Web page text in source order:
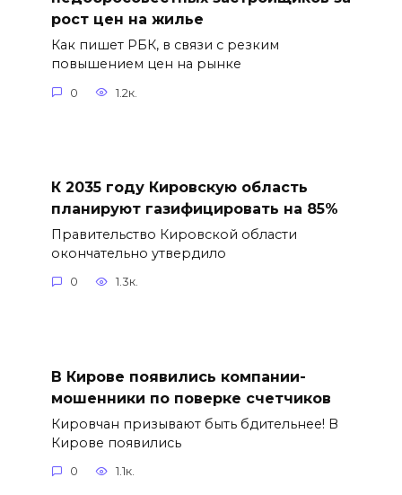
рост цен на жилье
Как пишет РБК, в связи с резким
повышением цен на рынке
0 1.2к.
К 2035 году Кировскую область
планируют газифицировать на 85%
Правительство Кировской области
окончательно утвердило
0 1.3к.
В Кирове появились компании-
мошенники по поверке счетчиков
Кировчан призывают быть бдительнее! В
Кирове появились
0 1.1к.